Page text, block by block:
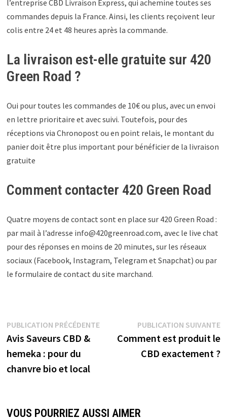
l’entreprise CBD Livraison Express, qui achemine toutes ses
commandes depuis la France. Ainsi, les clients reçoivent leur
colis entre 24 et 48 heures après la commande.
La livraison est-elle gratuite sur 420
Green Road ?
Oui pour toutes les commandes de 10€ ou plus, avec un envoi
en lettre prioritaire et avec suivi. Toutefois, pour des
réceptions via Chronopost ou en point relais, le montant du
panier doit être plus important pour bénéficier de la livraison
gratuite
Comment contacter 420 Green Road
Quatre moyens de contact sont en place sur 420 Green Road :
par mail à l’adresse info@420greenroad.com, avec le live chat
pour des réponses en moins de 20 minutes, sur les réseaux
sociaux (Facebook, Instagram, Telegram et Snapchat) ou par
le formulaire de contact du site marchand.
PUBLICATION PRÉCÉDENTE
Avis Saveurs CBD &
hemeka : pour du
chanvre bio et local
PUBLICATION SUIVANTE
Comment est produit le
CBD exactement ?
VOUS POURRIEZ AUSSI AIMER